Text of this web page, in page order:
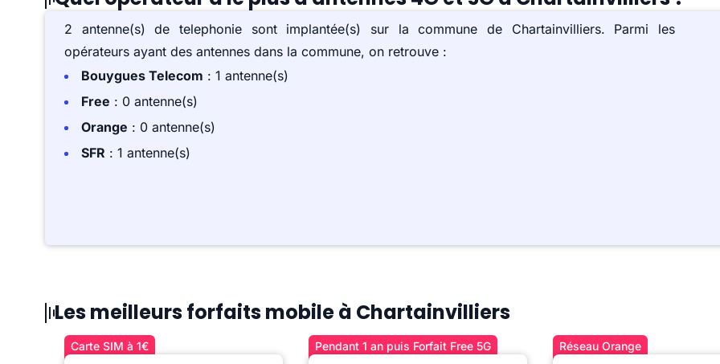
2 antenne(s) de telephonie sont implantée(s) sur la commune de Chartainvilliers. Parmi les
opérateurs ayant des antennes dans la commune, on retrouve :
Bouygues Telecom : 1 antenne(s)
Free : 0 antenne(s)
Orange : 0 antenne(s)
SFR : 1 antenne(s)
Les meilleurs forfaits mobile à Chartainvilliers
Carte SIM à 1€ Pendant 1 an puis Forfait Free 5G Réseau Orange